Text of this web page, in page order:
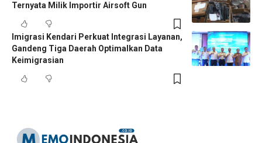
Ternyata Milik Importir Airsoft Gun
Imigrasi Kendari Perkuat Integrasi Layanan,
Gandeng Tiga Daerah Optimalkan Data
Keimigrasian